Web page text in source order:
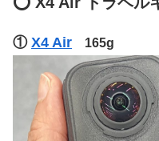
① X4 Air 165g